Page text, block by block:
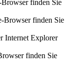
finden Sie
Browser finden Sie
Internet Explorer
finden Sie